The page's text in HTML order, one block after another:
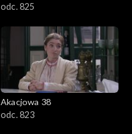
odc. 825
Akacjowa 38
odc. 823